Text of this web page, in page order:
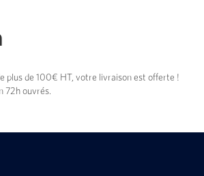
plus de 100€ HT, votre livraison est offerte !
72h ouvrés.